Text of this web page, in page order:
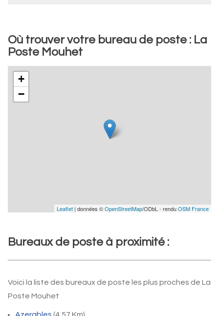
Où trouver votre bureau de poste : La
Poste Mouhet
+
−
Leaflet | données ©OpenStreetMap/ODbL - renduOSM France
Bureaux de poste à proximité :
Voici la liste des bureaux de poste les plus proches de La
Poste Mouhet